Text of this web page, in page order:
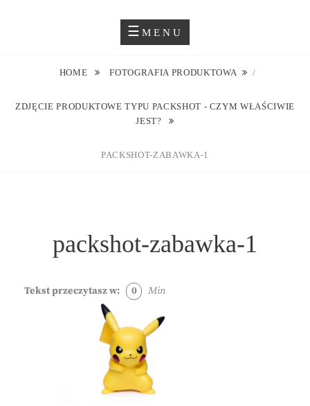
JUSTYNA EWA GROCHOWSKA
MENU
HOME FOTOGRAFIA PRODUKTOWA /
ZDJĘCIE PRODUKTOWE TYPU PACKSHOT - CZYM WŁAŚCIWIE
JEST?
PACKSHOT-ZABAWKA-1
packshot-zabawka-1
Tekst przeczytasz w: 0 Min